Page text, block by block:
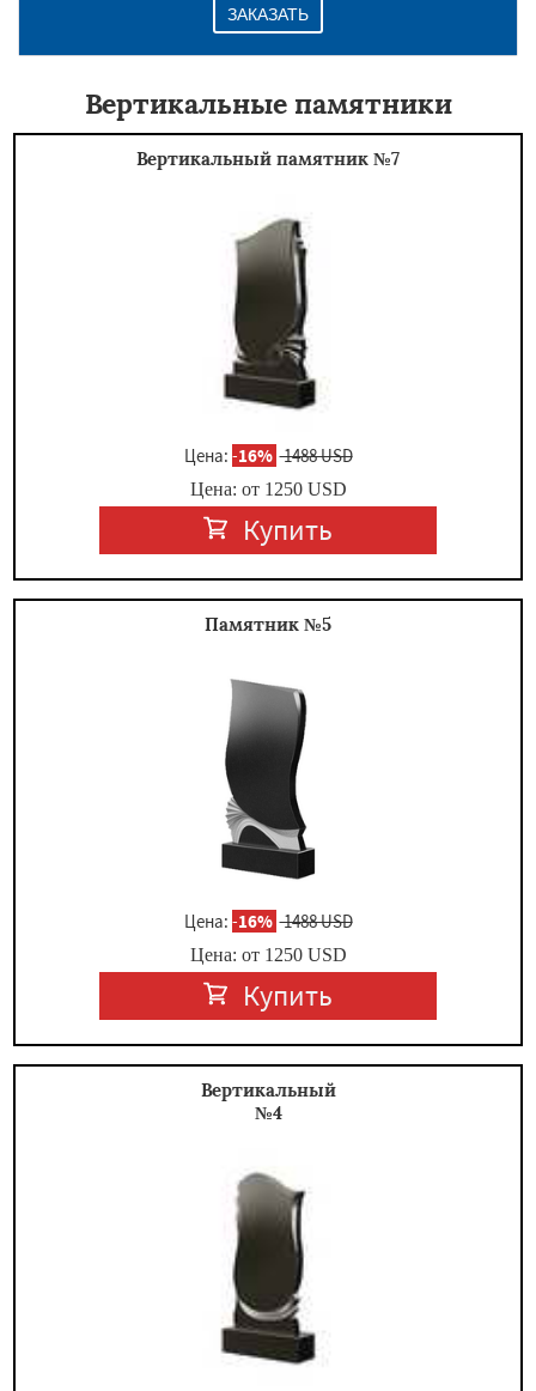
ЗАКАЗАТЬ
Вертикальные памятники
Вертикальный памятник №7
Цена: -16% 1488 USD
Цена: от 1250USD
Купить
Памятник №5
Цена: -16% 1488 USD
Цена: от 1250USD
Купить
Вертикальный
№4